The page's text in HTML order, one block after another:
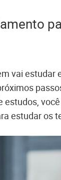
vai
estudos,
estudar os